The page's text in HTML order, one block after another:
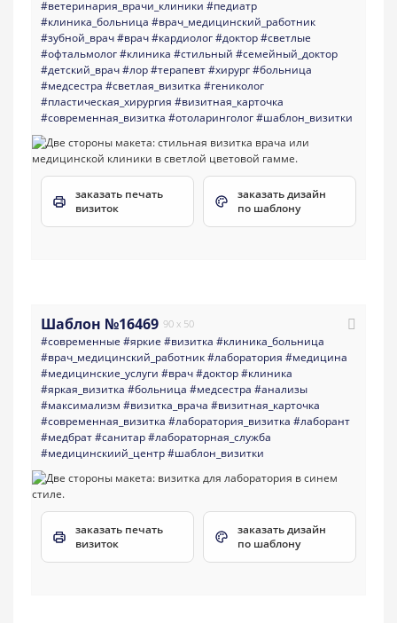
#ветеринария_врачи_клиники #педиатр
#клиника_больница #врач_медицинский_работник
#зубной_врач#врач#кардиолог#доктор#светлые
#офтальмолог#клиника #стильный #семейный_доктор
#детский_врач#лор#терапевт#хирург#больница
#медсестра #светлая_визитка #гениколог
#пластическая_хирургия #визитная_карточка
#современная_визитка #отоларинголог#шаблон_визитки
заказать печать
визиток
заказать дизайн
по шаблону
Шаблон №16469 90 x 50
#современные #яркие #визитка #клиника_больница
#врач_медицинский_работник#лаборатория #медицина
#медицинские_услуги #врач#доктор#клиника
#яркая_визитка #больница #медсестра #анализы
#максимализм #визитка_врача #визитная_карточка
#современная_визитка #лаборатория_визитка #лаборант
#медбрат#санитар#лабораторная_служба
#медицинскиий_центр#шаблон_визитки
заказать печать
визиток
заказать дизайн
по шаблону